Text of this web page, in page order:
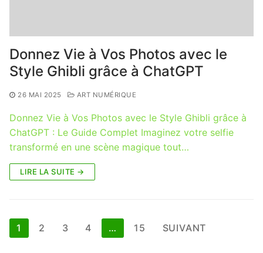
Donnez Vie à Vos Photos avec le
Style Ghibli grâce à ChatGPT
26 MAI 2025 ART NUMÉRIQUE
Donnez Vie à Vos Photos avec le Style Ghibli grâce à
ChatGPT : Le Guide Complet Imaginez votre selfie
transformé en une scène magique tout…
LIRE LA SUITE →
Pagination
des
1 2 3 4 … 15 SUIVANT